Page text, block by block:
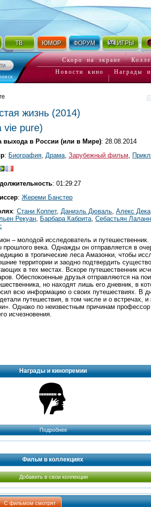
ТВ ЮМОР ФОРУМ ИГРЫ
Скоро на экране
Новости кино
Награды
жизнь (2014)
vie pure)
выхода в России (или в Мире): 28.08.2014
: Биография Драма Зарубежный фильм
: 01:29:27
: Жереми Банстер
: Стани Коппет, Даниэль Дюваль Алекс Дека
Рекуан
Барбара Кабрита Себастьян Лаланн
– молодой исследователь и
прошлого века. Однажды он отправляется в
в тропические леса Амазонки, чтобы
территории и заодно подтвердить
в тех местах. Вскоре путешественник
Обеспокоенные друзья отправляются на
но находят лишь его дневник, в
всю информацию о своих путешествиях. В
путешествия, в том числе и о встречах, и
Однако по неизвестным причинам
исчезновения.
Награды и кинопремии
Подробнее
Фильм в коллекциях
Добавить в свои коллекции
С фильмом смотрят